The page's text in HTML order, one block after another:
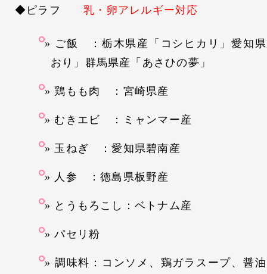
◆ピラフ乳・卵アレルギー対応
ご飯 ：栃木県産「コシヒカリ」愛知
おり」群馬県産「あさひの夢」
鶏もも肉 ：宮崎県産
むきエビ ：ミャンマー産
玉ねぎ ：愛知県碧南産
人参 ：徳島県板野産
とうもろこし：ベトナム産
パセリ粉
調味料：コンソメ、鶏ガラスープ、醤